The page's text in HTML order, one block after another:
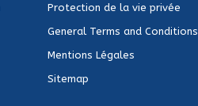
Protection de la vie privée
General Terms and Conditions
Mentions Légales
Sitemap